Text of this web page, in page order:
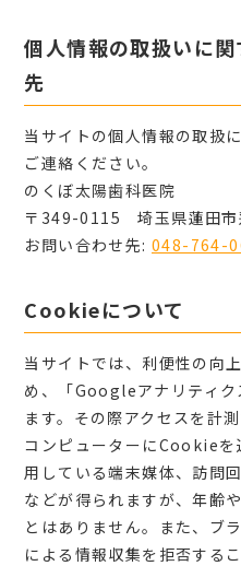
個人情報の取扱いに
先
当サイトの個人情報の取扱
ご連絡ください。
のくぼ太陽歯科医院
〒349-0115 埼玉県蓮田市
お問い合わせ先:048-764-
Cookieについて
当サイトでは、利便性の向
め、「Googleアナリティク
ます。その際アクセスを計
コンピューターにCookieを
用している端末媒体、訪問
などが得られますが、年齢
とはありません。また、ブ
による情報収集を拒否する